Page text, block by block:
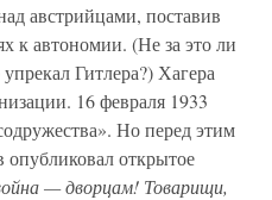
австрийцами, поставив
к автономии. (Не за это ли
Гитлера?) Хагера
16 февраля 1933
Но перед этим
открытое
— дворцам! Товарищи,